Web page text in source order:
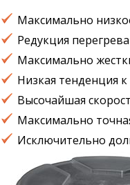
Максимально
Редукция
Максимально
Низкая тенденция
Высочайшая
Максимально
Исключительно